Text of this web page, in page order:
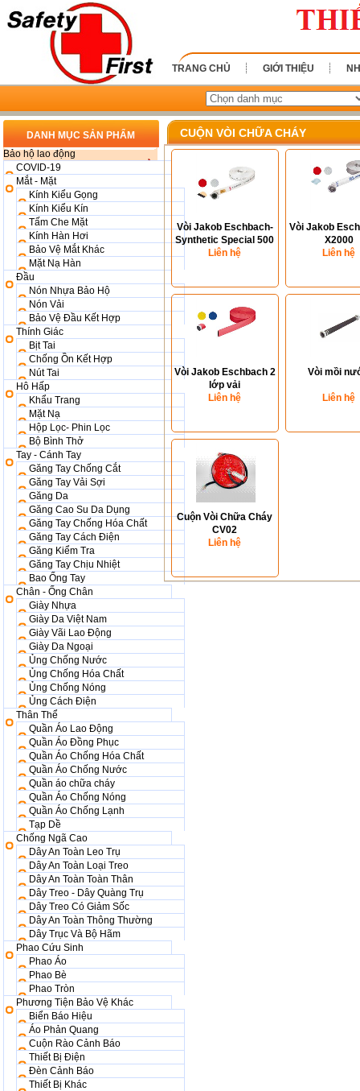
TRANG CHỦ GIỚI THIỆU
DANH MỤC SẢN PHẨM
Bảo hộ lao động
COVID-19
Mắt - Mặt
Kính Kiểu Gọng
Kính Kiểu Kín
Tấm Che Mặt
Kính Hàn Hơi
Bảo Vệ Mắt Khác
Mặt Nạ Hàn
Đầu
Nón Nhựa Bảo Hộ
Nón Vải
Bảo Vệ Đầu Kết Hợp
Thính Giác
Bịt Tai
Chống Ồn Kết Hợp
Nút Tai
Hô Hấp
Khẩu Trang
Mặt Nạ
Hộp Lọc- Phin Lọc
Bộ Bình Thở
Tay - Cánh Tay
Găng Tay Chống Cắt
Găng Tay Vải Sợi
Găng Da
Găng Cao Su Da Dụng
Găng Tay Chống Hóa Chất
Găng Tay Cách Điện
Găng Kiểm Tra
Găng Tay Chịu Nhiệt
Bao Ống Tay
Chân - Ống Chân
Giày Nhựa
Giày Da Việt Nam
Giày Vãi Lao Động
Giày Da Ngoại
Ủng Chống Nước
Ủng Chống Hóa Chất
Ủng Chống Nóng
Ủng Cách Điện
Thân Thể
Quần Áo Lao Động
Quần Áo Đồng Phục
Quần Áo Chống Hóa Chất
Quần Áo Chống Nước
Quần áo chữa cháy
Quần Áo Chống Nóng
Quần Áo Chống Lạnh
Tạp Dề
Chống Ngã Cao
Dây An Toàn Leo Trụ
Dây An Toàn Loại Treo
Dây An Toàn Toàn Thân
Dây Treo - Dây Quàng Trụ
Dây Treo Có Giảm Sốc
Dây An Toàn Thông Thường
Dây Trục Và Bộ Hãm
Phao Cứu Sinh
Phao Áo
Phao Bè
Phao Tròn
Phương Tiện Bảo Vệ Khác
Biển Báo Hiệu
Áo Phản Quang
Cuộn Rào Cảnh Báo
Thiết Bị Điện
Đèn Cảnh Báo
Thiết Bị Khác
CUỘN VÒI CHỮA CHÁY
Vòi Jakob Eschbach-
Synthetic Special 500
Liên hệ
Vòi Jakob
X2000
Liên hệ
Vòi Jakob Eschbach 2
lớp vải
Liên hệ
Vòi mồi
Liên hệ
Cuộn Vòi Chữa Cháy
CV02
Liên hệ